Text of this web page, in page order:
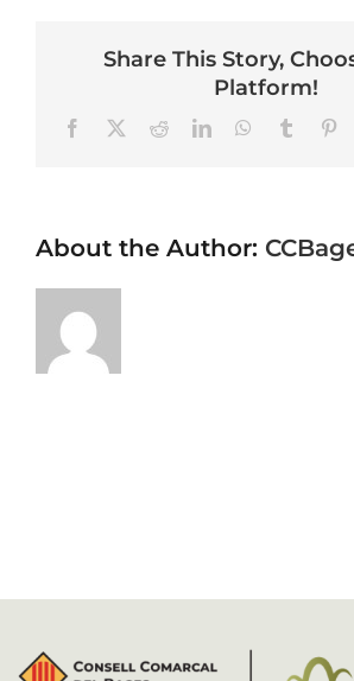
Share This Story,
Platform!
FacebookRedditLinkedInWhatsApp
About the Author: